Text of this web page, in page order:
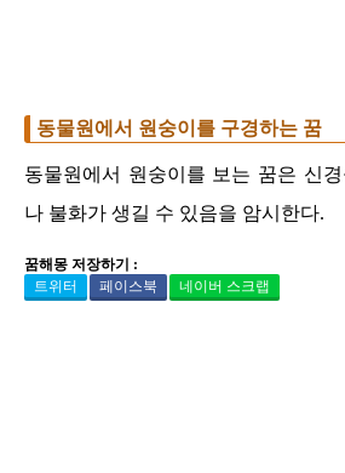
동물원에서 원숭이를 구경하는 꿈
동물원에서 원숭이를 보는 꿈은 신
나 불화가 생길 수 있음을 암시한다.
꿈해몽 저장하기 :
트위터
페이스북 네이버 스크랩